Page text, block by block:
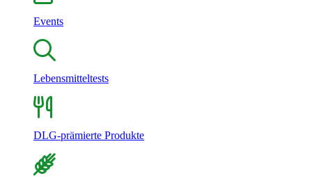
Events
Lebensmitteltests
DLG-prämierte Produkte